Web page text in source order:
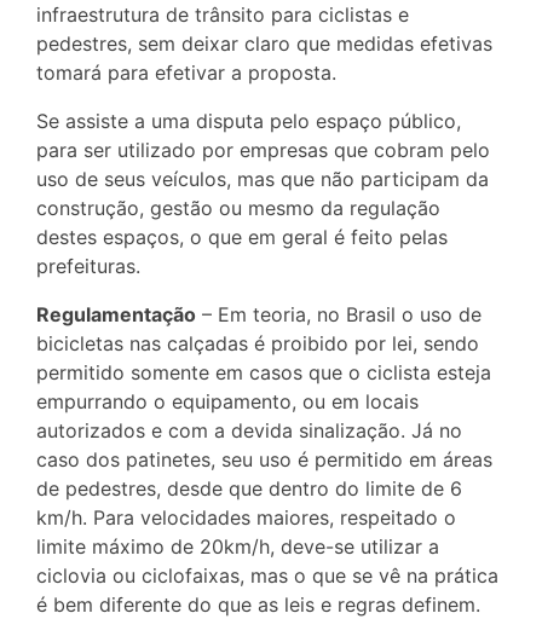
infraestrutura de trânsito para ciclistas e
pedestres, sem deixar claro que medidas efetivas
tomará para efetivar a proposta.
Se assiste a uma disputa pelo espaço público,
para ser utilizado por empresas que cobram pelo
uso de seus veículos, mas que não participam da
construção, gestão ou mesmo da regulação
destes espaços, o que em geral é feito pelas
prefeituras.
Regulamentação – Em teoria, no Brasil o uso de
bicicletas nas calçadas é proibido por lei, sendo
permitido somente em casos que o ciclista esteja
empurrando o equipamento, ou em locais
autorizados e com a devida sinalização. Já no
caso dos patinetes, seu uso é permitido em áreas
de pedestres, desde que dentro do limite de 6
km/h. Para velocidades maiores, respeitado o
limite máximo de 20km/h, deve-se utilizar a
ciclovia ou ciclofaixas, mas o que se vê na prática
é bem diferente do que as leis e regras definem.